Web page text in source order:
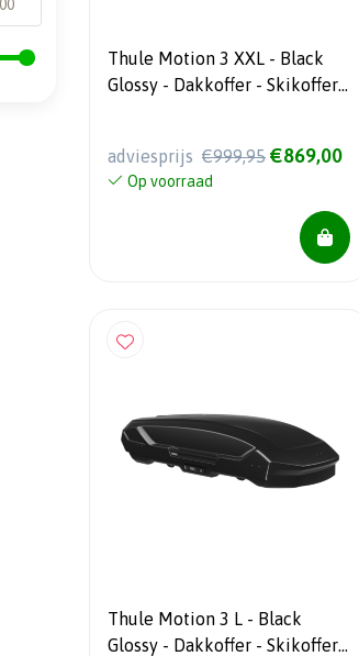
Thule Motion 3 XXL - Black
Glossy - Dakkoffer - Skikoffer -
adviesprijs €999,95 €869,00
Op voorraad
Thule Motion 3 L - Black
Glossy - Dakkoffer - Skikoffer -